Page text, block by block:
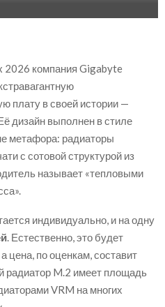
2026 компания Gigabyte
плату в своей истории —
Её дизайн выполнен в стиле
метафора: радиаторы
с сотовой структурой из
называет «тепловыми
индивидуально, и на одну
. Естественно, это будет
цена, по оценкам, составит
радиатор M.2 имеет площадь
VRM на многих